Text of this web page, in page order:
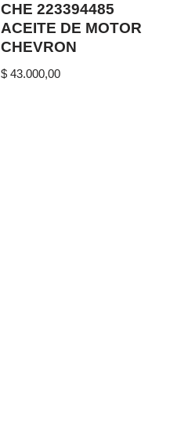
CHE 223394485
ACEITE DE MOTOR
CHEVRON
$ 43.000,00